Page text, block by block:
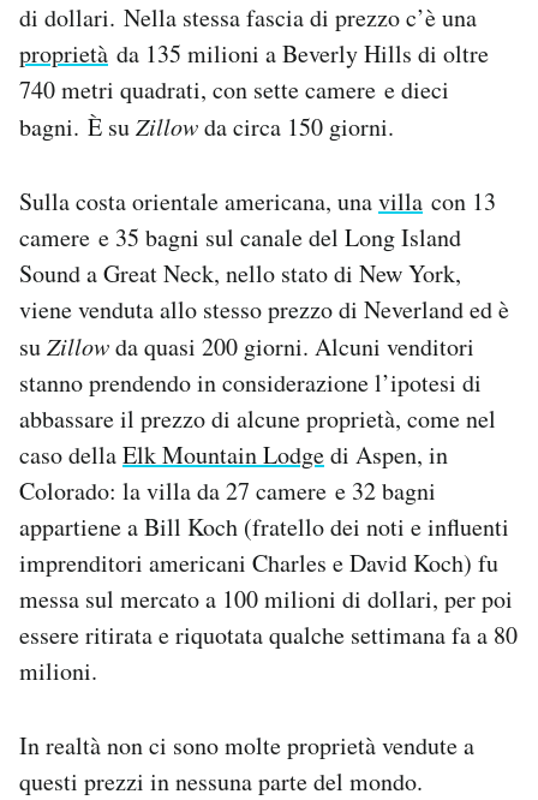
di dollari. Nella stessa fascia di prezzo c’è una
proprietà da 135 milioni a Beverly Hills di oltre
740 metri quadrati, con sette camere e dieci
bagni. È suZillowda circa 150 giorni.
Sulla costa orientale americana, unavilla con 13
camere e 35 bagni sul canale del Long Island
Sound a Great Neck, nello stato di New York,
viene venduta allo stesso prezzo di Neverland ed è
suZillowda quasi 200 giorni. Alcuni venditori
stanno prendendo in considerazione l’ipotesi di
abbassare il prezzo di alcune proprietà, come nel
caso dellaElk Mountain Lodgedi Aspen, in
Colorado: la villa da 27 camere e 32 bagni
appartiene a Bill Koch (fratello dei noti e influenti
imprenditori americani Charles e David Koch) fu
messa sul mercato a 100 milioni di dollari, per poi
essere ritirata e riquotata qualche settimana fa a 80
milioni.
In realtà non ci sono molte proprietà vendute a
questi prezzi in nessuna parte del mondo.